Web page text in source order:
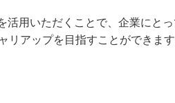
活用いただくことで、企業にと
リアップを目指すことができま